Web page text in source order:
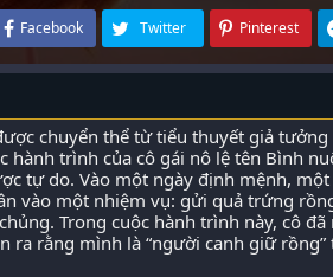
Facebook Twitter Pinterest
chuyển thể từ tiểu thuyết giả tưởng
hành trình của cô gái nô lệ tên Bình
tự do. Vào một ngày định mệnh,
vào một nhiệm vụ: gửi quả trứng
Trong cuộc hành trình này, cô đã
ra rằng mình là “người canh giữ